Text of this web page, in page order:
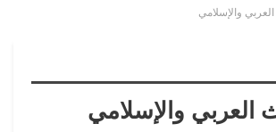
والإسلامي
العربي والإسلامي